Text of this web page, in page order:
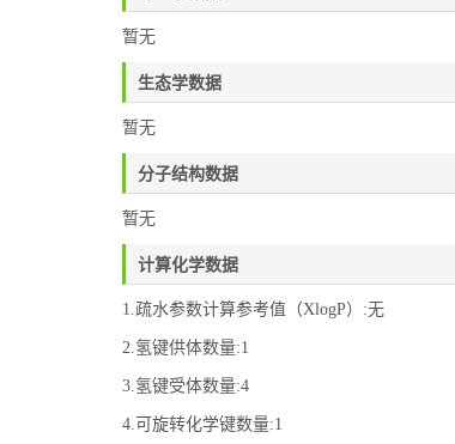
暂无
生态学数据
暂无
分子结构数据
暂无
计算化学数据
1.疏水参数计算参考值（XlogP）:无
2.氢键供体数量:1
3.氢键受体数量:4
4.可旋转化学键数量:1